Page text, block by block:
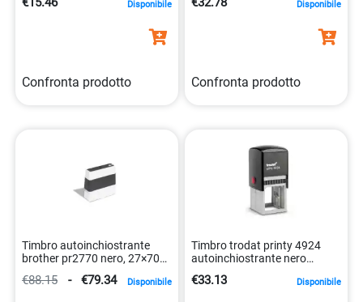
Disponibile
Confronta prodotto
Disponibile
Confronta prodotto
Timbro autoinchiostrante
brother pr2770 nero, 27×70
4977766673341
€88.15 - €79.34 Disponibile
Timbro trodat printy 4924
autoinchiostrante nero
€33.13 Disponibile